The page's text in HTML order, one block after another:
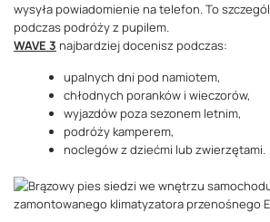
wysyła powiadomienie na telefon. To
podczas podróży z pupilem.
WAVE 3 najbardziej docenisz podczas:
upalnych dni pod namiotem,
chłodnych poranków i wieczorów,
wyjazdów poza sezonem letnim,
podróży kamperem,
noclegów z dziećmi lub zwierzętami.